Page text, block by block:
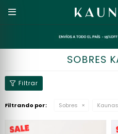

SOBRES
Filtrando por: Sobres Kaunas